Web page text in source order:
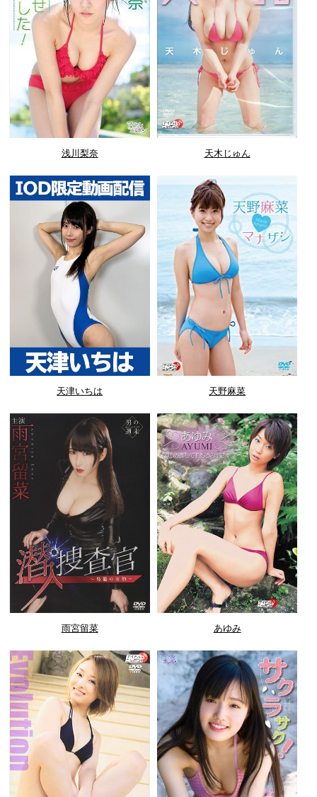
浅川梨奈 天木じゅん
天津いちは 天野麻菜
雨宮留菜 あゆみ